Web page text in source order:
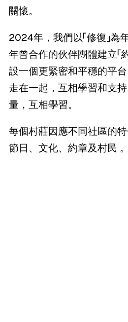
關懷。
2024年，我們以「修復」為
年曾合作的伙伴團體建立「
設一個更緊密和平穩的平
走在一起，互相學習和支
量，互相學習。
每個村莊因應不同社區的
節日、文化、約章及村民 。